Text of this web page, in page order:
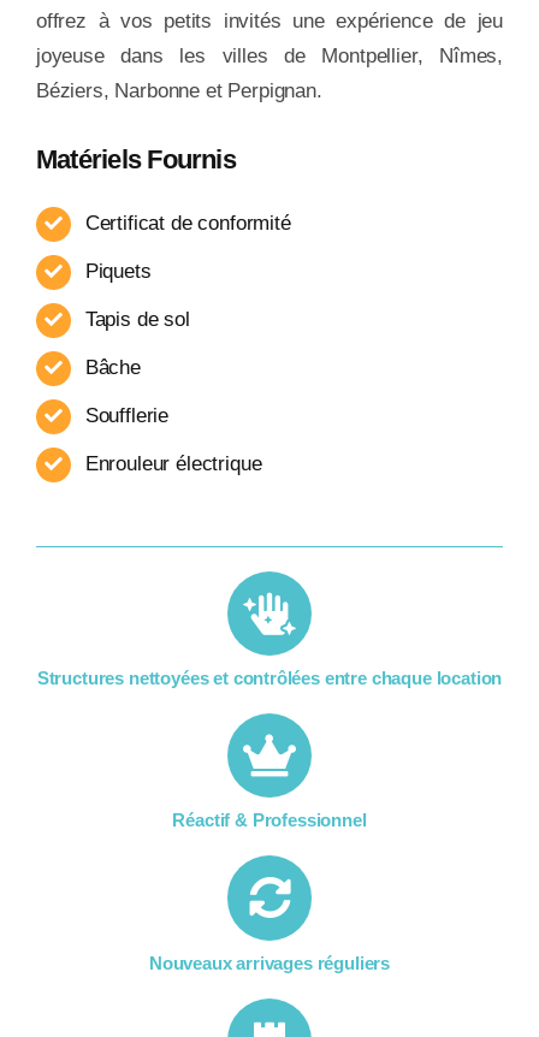
offrez à vos petits invités une expérience de jeu
joyeuse dans les villes de Montpellier, Nîmes,
Béziers, Narbonne et Perpignan.
Matériels Fournis
Certificat de conformité
Piquets
Tapis de sol
Bâche
Soufflerie
Enrouleur​ électrique
Structures nettoyées et contrôlées entre chaque location​
Réactif & Professionnel
Nouveaux arrivages réguliers